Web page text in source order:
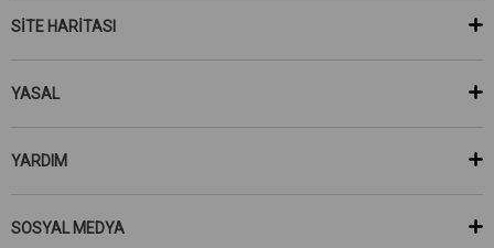
SİTE HARİTASI
YASAL
YARDIM
SOSYAL MEDYA